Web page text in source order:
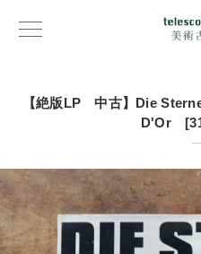
【絶版LP 中古】Die
D'Or